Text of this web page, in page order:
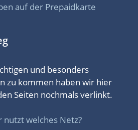
auf der Prepaidkarte
und besonders
zu kommen haben wir hier
Seiten nochmals verlinkt.
welches Netz?